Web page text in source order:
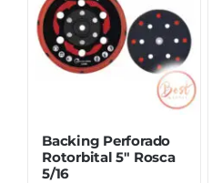
Backing Perforado
Rotorbital 5″ Rosca
5/16